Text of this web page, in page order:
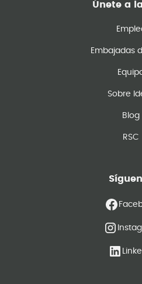
Únete a
Embajadas
Sobre
Blog
RSC